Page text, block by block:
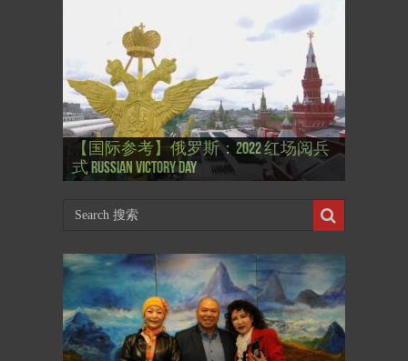
【国际参考】俄罗斯：2022 红场阅兵
式 Russian Victory Day
【国际参考】”戏剧性“服装设计师
Thierry Mugler 蒂埃里.穆勒 去世, 享年 73
岁
【国际参考】海湖庄园: Xi & Trump 内幕
Mar-a-Lago leak
【东西视记】1937年的毕加索, 海明威,
肯尼迪 1937 – La fin de l’innocence (2/2)
【东西视记】1937年的毕加索, 海明威,
肯尼迪 1937 – La fin de l’innocence (1/2)
【东西视记】1961年4月12日 尤里·加加
林 成为第一“太空人”